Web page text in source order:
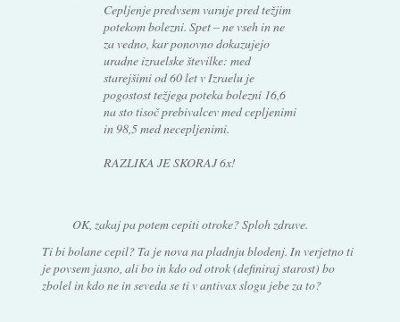
Cepljenje predvsem varuje pred težjim
potekom bolezni. Spet – ne vseh in ne
za vedno, kar ponovno dokazujejo
uradne izraelske številke: med
starejšimi od 60 let v Izraelu je
pogostost težjega poteka bolezni 16,6
na sto tisoč prebivalcev med cepljenimi
in 98,5 med necepljenimi.
RAZLIKA JE SKORAJ 6x!
OK, zakaj pa potem cepiti otroke? Sploh zdrave.
Ti bi bolane cepil? Ta je nova na pladnju blodenj. In verjetno ti
je povsem jasno, ali bo in kdo od otrok (definiraj starost) bo
zbolel in kdo ne in seveda se ti v antivax slogu jebe za to?